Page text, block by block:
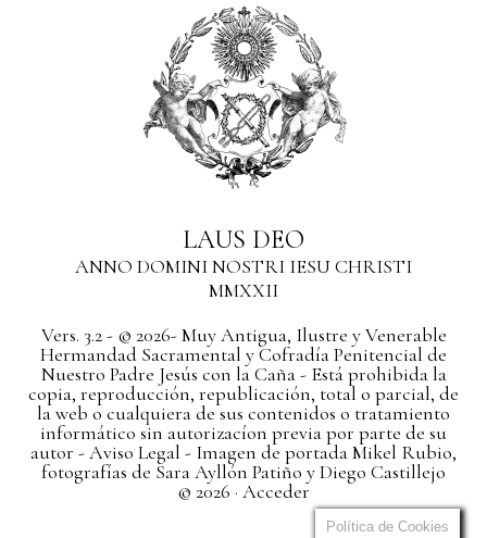
LAUS DEO
ANNO DOMINI NOSTRI IESU CHRISTI
MMXXII
Vers. 3.2 - © 2026- Muy Antigua, Ilustre y Venerable
Hermandad Sacramental y Cofradía Penitencial de
Nuestro Padre Jesús con la Caña - Está prohibida la
copia, reproducción, republicación, total o parcial, de
la web o cualquiera de sus contenidos o tratamiento
informático sin autorizacíon previa por parte de su
autor - Aviso Legal - Imagen de portada Mikel Rubio,
fotografías de Sara Ayllón Patiño y Diego Castillejo
© 2026 · Acceder
Política de Cookies